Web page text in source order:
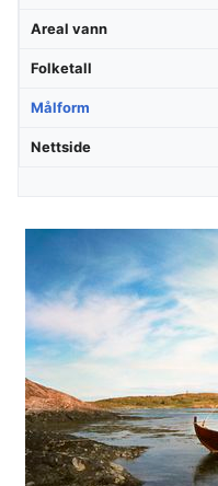
Areal vann
Folketall
Målform
Nettside